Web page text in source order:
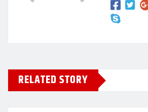
RELATED STORY